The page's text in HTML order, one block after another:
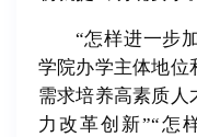
“怎样进一步
学院办学主体地位
需求培养高素质人
力改革创新”“怎